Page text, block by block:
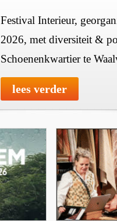
Festival Interieur,
2026, met diversiteit &
Schoenenkwartier te
lees verder